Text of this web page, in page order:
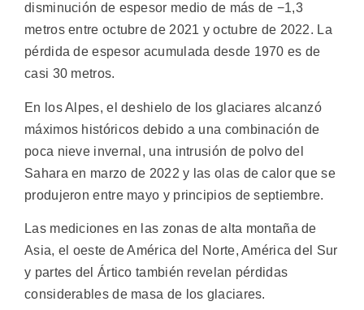
disminución de espesor medio de más de −1,3
metros entre octubre de 2021 y octubre de 2022. La
pérdida de espesor acumulada desde 1970 es de
casi 30 metros.
En los Alpes, el deshielo de los glaciares alcanzó
máximos históricos debido a una combinación de
poca nieve invernal, una intrusión de polvo del
Sahara en marzo de 2022 y las olas de calor que se
produjeron entre mayo y principios de septiembre.
Las mediciones en las zonas de alta montaña de
Asia, el oeste de América del Norte, América del Sur
y partes del Ártico también revelan pérdidas
considerables de masa de los glaciares.